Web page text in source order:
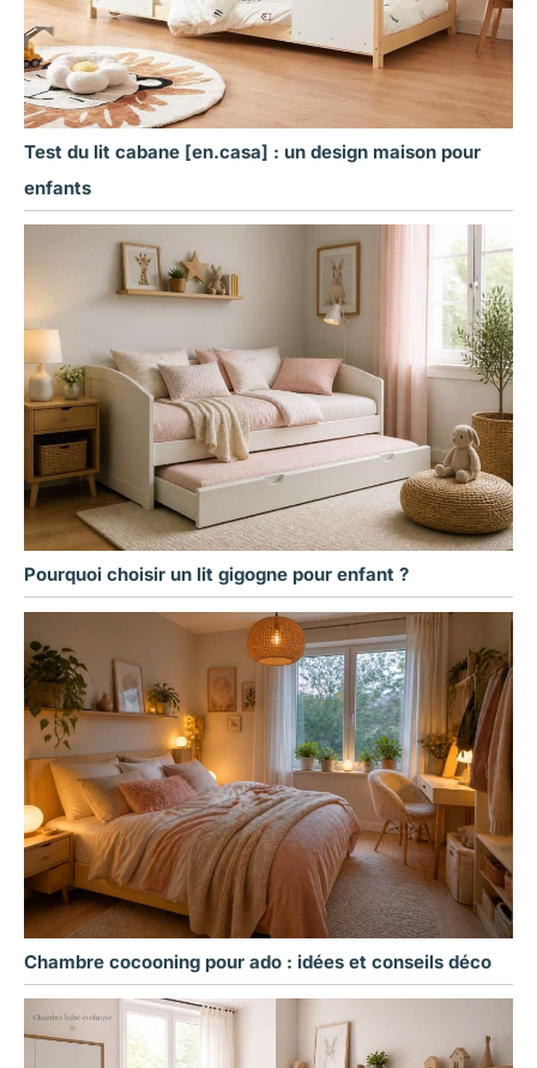
Test du lit cabane [en.casa] : un design maison pour
enfants
Pourquoi choisir un lit gigogne pour enfant ?
Chambre cocooning pour ado : idées et conseils déco